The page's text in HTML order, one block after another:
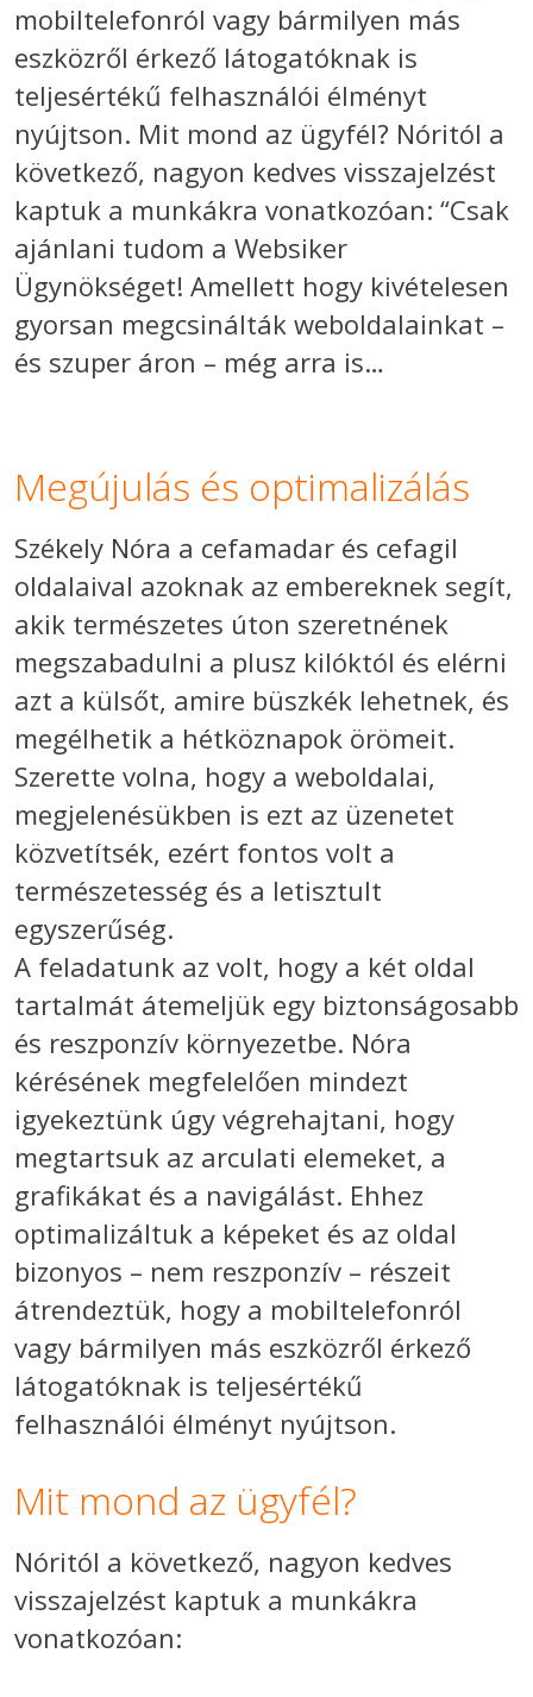
mobiltelefonról vagy bármilyen más
eszközről érkező látogatóknak is
teljesértékű felhasználói élményt
nyújtson. Mit mond az ügyfél? Nóritól a
következő, nagyon kedves visszajelzést
kaptuk a munkákra vonatkozóan: “Csak
ajánlani tudom a Websiker
Ügynökséget! Amellett hogy kivételesen
gyorsan megcsinálták weboldalainkat –
és szuper áron – még arra is…
Megújulás és optimalizálás
Székely Nóra a cefamadar és cefagil
oldalaival azoknak az embereknek segít,
akik természetes úton szeretnének
megszabadulni a plusz kilóktól és elérni
azt a külsőt, amire büszkék lehetnek, és
megélhetik a hétköznapok örömeit.
Szerette volna, hogy a weboldalai,
megjelenésükben is ezt az üzenetet
közvetítsék, ezért fontos volt a
természetesség és a letisztult
egyszerűség.
A feladatunk az volt, hogy a két oldal
tartalmát átemeljük egy biztonságosabb
és reszponzív környezetbe. Nóra
kérésének megfelelően mindezt
igyekeztünk úgy végrehajtani, hogy
megtartsuk az arculati elemeket, a
grafikákat és a navigálást. Ehhez
optimalizáltuk a képeket és az oldal
bizonyos – nem reszponzív – részeit
átrendeztük, hogy a mobiltelefonról
vagy bármilyen más eszközről érkező
látogatóknak is teljesértékű
felhasználói élményt nyújtson.
Mit mond az ügyfél?
Nóritól a következő, nagyon kedves
visszajelzést kaptuk a munkákra
vonatkozóan: